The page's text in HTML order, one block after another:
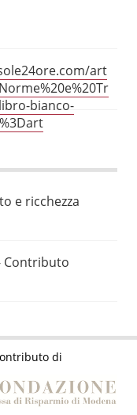
art
bianco-
e ricchezza
Contributo
di